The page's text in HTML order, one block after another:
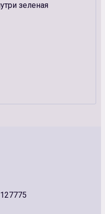
зеленая
127775